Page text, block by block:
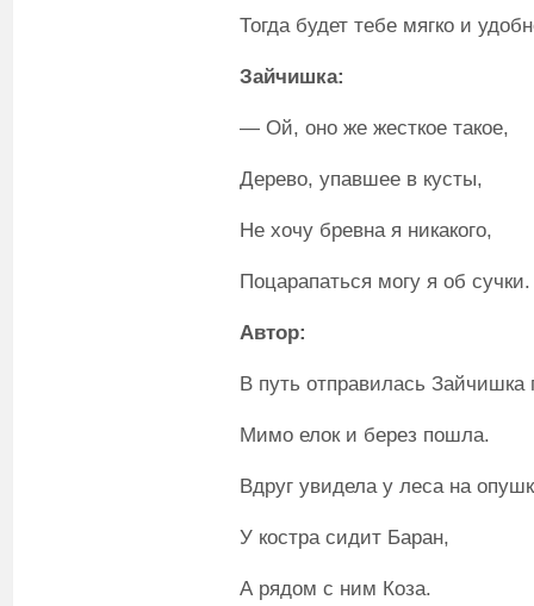
Тогда будет тебе мягко и
Зайчишка:
— Ой, оно же жесткое такое,
Дерево, упавшее в кусты,
Не хочу бревна я никакого,
Поцарапаться могу я об сучки.
Автор:
В путь отправилась Зайчишка
Мимо елок и берез пошла.
Вдруг увидела у леса на
У костра сидит Баран,
А рядом с ним Коза.